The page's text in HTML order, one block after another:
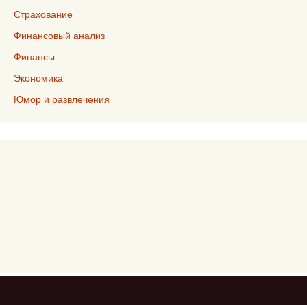
Страхование
Финансовый анализ
Финансы
Экономика
Юмор и развлечения